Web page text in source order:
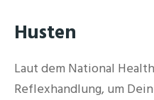
Husten
Laut dem National
Reflexhandlung, um